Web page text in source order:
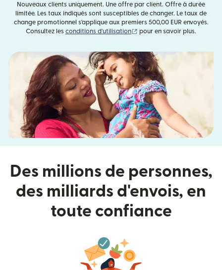
Nouveaux clients uniquement. Une offre par client. Offre à durée
limitée. Les taux indiqués sont susceptibles de changer. Le taux de
change promotionnel s'applique aux premiers 500,00 EUR envoyés.
Consultez les conditions d'utilisation (s'ouvre dans une nouvelle
pour en savoir plus.
Des millions de personnes,
des milliards d'envois, en
toute confiance